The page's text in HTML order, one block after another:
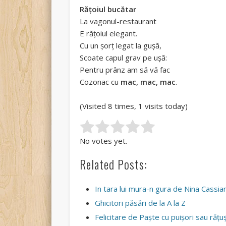
Răţoiul bucătar
La vagonul-restaurant
E răţoiul elegant.
Cu un şorţ legat la guşă,
Scoate capul grav pe uşă:
Pentru prânz am să vă fac
Cozonac cu mac, mac, mac.
(Visited 8 times, 1 visits today)
Rate this item:
No votes yet.
Related Posts:
In tara lui mura-n gura de Nina
Ghicitori păsări de la A la Z
Felicitare de Paște cu puișori sau